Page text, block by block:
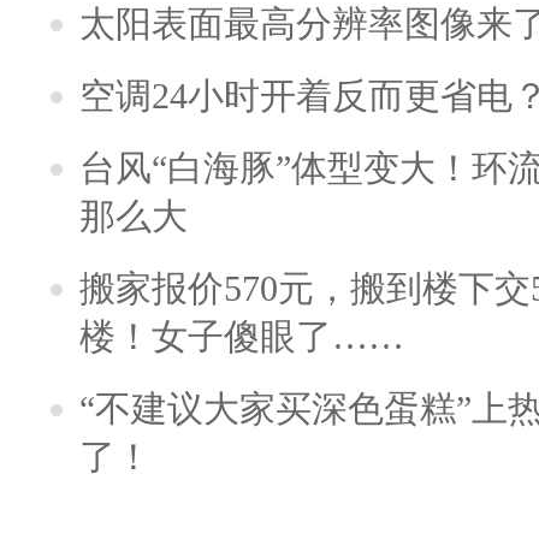
太阳表面最高分辨率图像来
空调24小时开着反而更省电
台风“白海豚”体型变大！环
那么大
搬家报价570元，搬到楼下
楼！女子傻眼了……
“不建议大家买深色蛋糕”上
了！